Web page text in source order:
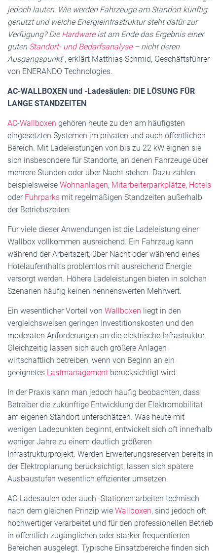
jedoch lauten: Wie werden Fahrzeuge am Standort künftig
genutzt und welche Energieinfrastruktur steht dafür zur
Verfügung? Die Hardwareist am Ende das Ergebnis einer
guten Standort- und Bedarfsanalyse– nicht deren
Ausgangspunkt“, erklärt Matthias Schmid, Geschäftsführer
von ENERANDO Technologies.
AC-WALLBOXEN und -Ladesäulen: DIE LÖSUNG FÜR
LANGE STANDZEITEN
AC-Wallboxen gehören heute zu den am häufigsten
eingesetzten Systemen im privaten und auch öffentlichen
Bereich. Mit Ladeleistungen von bis zu 22 kW eignen sie
sich insbesondere für Standorte, an denen Fahrzeuge über
mehrere Stunden oder über Nacht stehen. Dazu zählen
beispielsweise Wohnanlagen, Mitarbeiterparkplätze, Hotels
oder Fuhrparks mit regelmäßigen Standzeiten außerhalb
der Betriebszeiten.
Für viele dieser Anwendungen ist die Ladeleistung einer
Wallbox vollkommen ausreichend. Ein Fahrzeug kann
während der Arbeitszeit, über Nacht oder während eines
Hotelaufenthalts problemlos mit ausreichend Energie
versorgt werden. Höhere Ladeleistungen bieten in solchen
Szenarien häufig keinen nennenswerten Mehrwert.
Ein wesentlicher Vorteil von Wallboxen liegt in den
vergleichsweisen geringen Investitionskosten und den
moderaten Anforderungen an die elektrische Infrastruktur.
Gleichzeitig lassen sich auch größere Anlagen
wirtschaftlich betreiben, wenn von Beginn an ein
geeignetes Lastmanagement berücksichtigt wird.
In der Praxis kann man jedoch häufig beobachten, dass
Betreiber die zukünftige Entwicklung der Elektromobilität
am eigenen Standort unterschätzen. Was heute mit
wenigen Ladepunkten beginnt, entwickelt sich oft innerhalb
weniger Jahre zu einem deutlich größeren
Infrastrukturprojekt. Werden Erweiterungsreserven bereits in
der Elektroplanung berücksichtigt, lassen sich spätere
Ausbaustufen wesentlich effizienter umsetzen.
AC-Ladesäulen oder auch -Stationen arbeiten technisch
nach dem gleichen Prinzip wie Wallboxen, sind jedoch oft
hochwertiger verarbeitet und für den professionellen Betrieb
in öffentlich zugänglichen oder stärker frequentierten
Bereichen ausgelegt. Typische Einsatzbereiche finden sich